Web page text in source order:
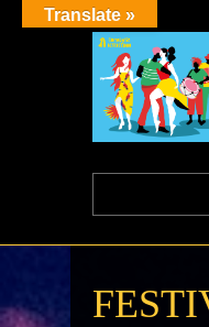
Translate »